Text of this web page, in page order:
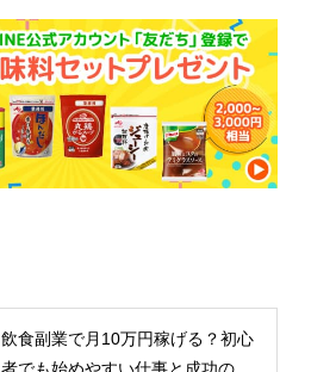
飲食副業で月10万円稼げる？初心